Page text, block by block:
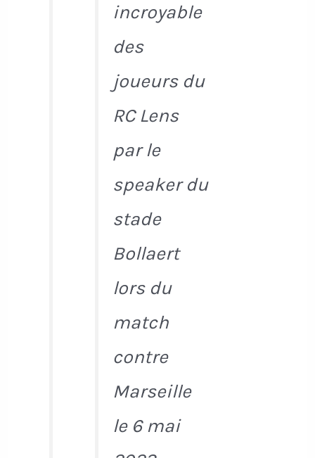
incroyable
des
joueurs du
RC Lens
par le
speaker du
stade
Bollaert
lors du
match
contre
Marseille
le 6 mai